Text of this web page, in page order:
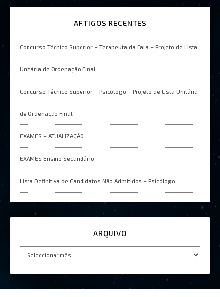
ARTIGOS RECENTES
Concurso Técnico Superior – Terapeuta da Fala – Projeto de Lista
Unitária de Ordenação Final
Concurso Técnico Superior – Psicólogo – Projeto de Lista Unitária
de Ordenação Final
EXAMES – ATUALIZAÇÂO
EXAMES Ensino Secundário
Lista Definitiva de Candidatos Não Admitidos – Psicólogo
ARQUIVO
Arquivo